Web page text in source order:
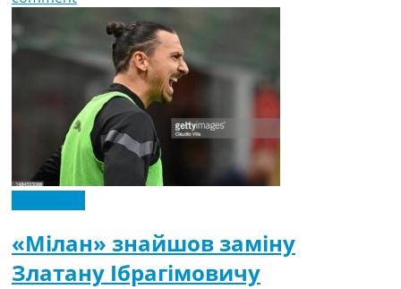
«Мілан» знайшов заміну
Златану Ібрагімовичу